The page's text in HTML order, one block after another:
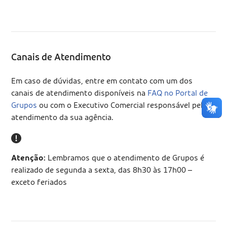
Canais de Atendimento
Em caso de dúvidas, entre em contato com um dos
canais de atendimento disponíveis na FAQ no Portal de
Grupos ou com o Executivo Comercial responsável pelo
atendimento da sua agência.
Atenção: Lembramos que o atendimento de Grupos é
realizado de segunda a sexta, das 8h30 às 17h00 –
exceto feriados